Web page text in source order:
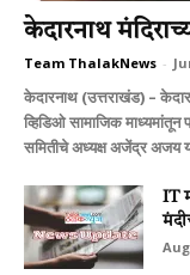
केदारनाथ
Team ThalakNews -
केदारनाथ (उत्तराखंड) –
व्‍हिडिओ सामाजिक
समितीचे अध्‍यक्ष अजेंद्र अजय
IT